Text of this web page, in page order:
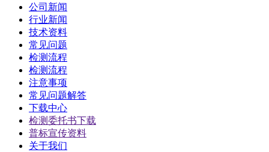
公司新闻
行业新闻
技术资料
常见问题
检测流程
检测流程
注意事项
常见问题解答
下载中心
检测委托书下载
普标宣传资料
关于我们